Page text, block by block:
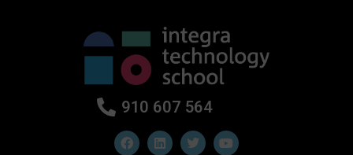
910 607 564